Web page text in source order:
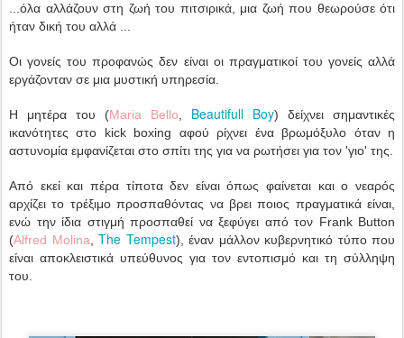
...όλα αλλάζουν στη ζωή του πιτσιρικά, μια ζωή που θεωρούσε ότι
ήταν δική του αλλά ...
Οι γονείς του προφανώς δεν είναι οι πραγματικοί του γονείς αλλά
εργάζονταν σε μια μυστική υπηρεσία.
Η μητέρα του (Maria Bello Beautifull Boy) δείχνει σημαντικές
ικανότητες στο kick boxing αφού ρίχνει ένα βρωμόξυλο όταν η
αστυνομία εμφανίζεται στο σπίτι της για να ρωτήσει για τον 'γιο' της.
Από εκεί και πέρα τίποτα δεν είναι όπως φαίνεται και ο νεαρός
αρχίζει το τρέξιμο προσπαθόντας να βρει ποιος πραγματικά είναι,
ενώ την ίδια στιγμή προσπαθεί να ξεφύγει από τον Frank Button
(Alfred Molina The Tempest), έναν μάλλον κυβερνητικό τύπο που
είναι αποκλειστικά υπεύθυνος για τον εντοπισμό και τη σύλληψη
του.